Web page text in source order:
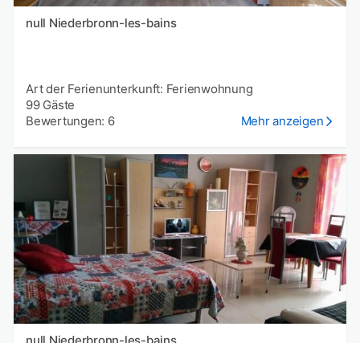
null Niederbronn-les-bains
Art der Ferienunterkunft: Ferienwohnung
99 Gäste
Bewertungen: 6
Mehr anzeigen